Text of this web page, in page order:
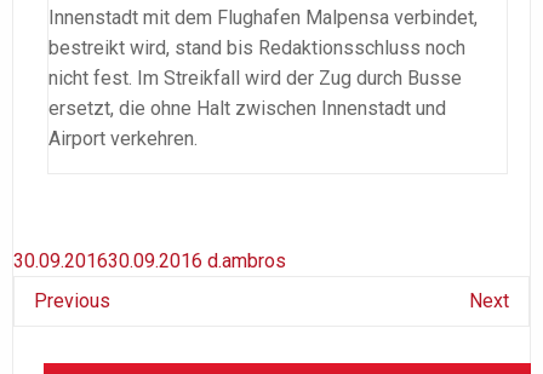
Innenstadt mit dem Flughafen Malpensa verbindet,
bestreikt wird, stand bis Redaktionsschluss noch
nicht fest. Im Streikfall wird der Zug durch Busse
ersetzt, die ohne Halt zwischen Innenstadt und
Airport verkehren.
30.09.201630.09.2016 d.ambros
Previous
Next